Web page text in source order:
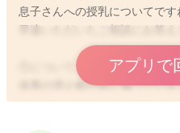
息子さんへの授乳についてです
早速いただいたご相談にお答え
体重の増え幅が急に減ってい
追加されていても良いのかなと
アプリで